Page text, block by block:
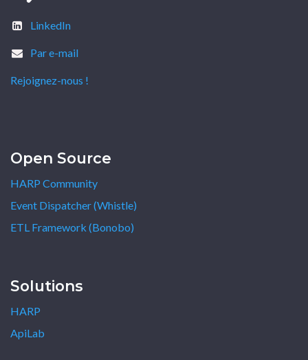
LinkedIn
Par e-mail
Rejoignez-nous !
Open Source
HARP Community
Event Dispatcher (Whistle)
ETL Framework (Bonobo)
Solutions
HARP
ApiLab